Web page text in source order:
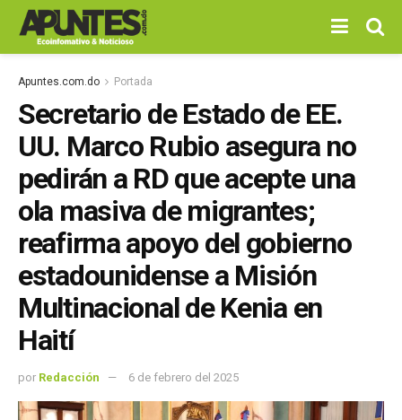
Apuntes.com.do Portada
Secretario de Estado de EE.
UU. Marco Rubio asegura no
pedirán a RD que acepte una
ola masiva de migrantes;
reafirma apoyo del gobierno
estadounidense a Misión
Multinacional de Kenia en
Haití
por Redacción 6 de febrero del 2025